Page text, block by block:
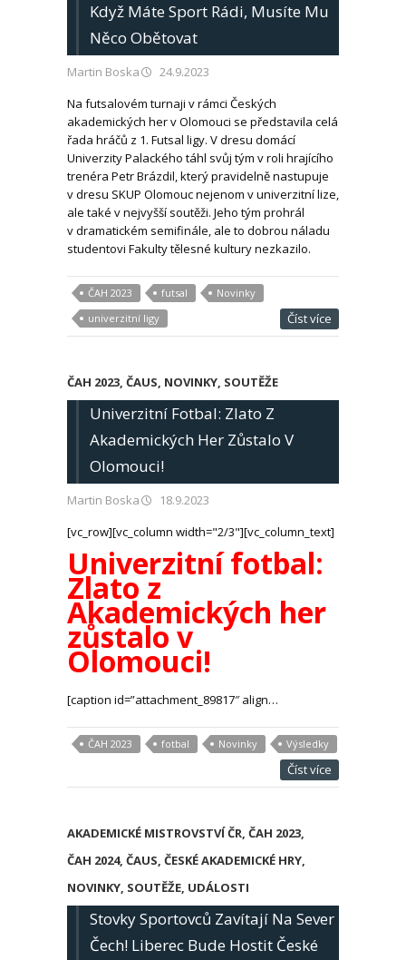
Když Máte Sport Rádi, Musíte Mu
Něco Obětovat
Martin Boska
24.9.2023
Na futsalovém turnaji v rámci Českých
akademických her v Olomouci se představila celá
řada hráčů z 1. Futsal ligy. V dresu domácí
Univerzity Palackého táhl svůj tým v roli hrajícího
trenéra Petr Brázdil, který pravidelně nastupuje
v dresu SKUP Olomouc nejenom v univerzitní lize,
ale také v nejvyšší soutěži. Jeho tým prohrál
v dramatickém semifinále, ale to dobrou náladu
studentovi Fakulty tělesné kultury nezkazilo.
ČAH 2023 futsal
Novinky
univerzitní ligy
Číst více
ČAH 2023, ČAUS, NOVINKY, SOUTĚŽE
Univerzitní Fotbal: Zlato Z
Akademických Her Zůstalo V
Olomouci!
Martin Boska
18.9.2023
[vc_row][vc_column width="2/3"][vc_column_text]
Univerzitní fotbal:
Zlato z
Akademických her
zůstalo v
Olomouci!
[caption id=”attachment_89817″ align…
ČAH 2023 fotbal Novinky Výsledky
Číst více
AKADEMICKÉ MISTROVSTVÍ ČR, ČAH 2023,
ČAH 2024, ČAUS, ČESKÉ AKADEMICKÉ HRY,
NOVINKY, SOUTĚŽE, UDÁLOSTI
Stovky Sportovců Zavítají Na Sever
Čech! Liberec Bude Hostit České